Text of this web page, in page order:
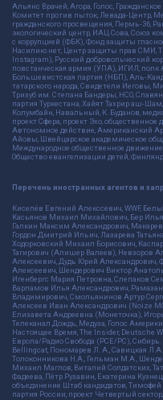
Альянс Врачей, Агора, Голос,
Комитет против пыток, Левада-Центр,
гражданского просвещения, Пермь-36,
экологический центр, ИАЦ Сова, Союз
с коррупцией (ФБК), Фонд защиты
Насилию.нет, Центр защиты прав СМИ,
Instagram), Русский добровольческий
повстанческая армия (УПА), ИГИЛ, полк
Большевистская партия (НБП), Аль-
татарского народа, Свидетели Иеговы,
Тризуб им. Степана Бандеры, НСО,
партия Туркестана, Хайят Тахрир аш-
Колумбайн, Навальный, К. Буданов,
проект Сфера, проект Эхо,
Автономное действие, Американский
Айовы, Швейцарское академическое
Международное общественное
Общество евангелизации детей,
Перечень иностранных агентов и
Киселёв Евгений Алекссевич, WWF,
Касьянов Михаил Михайлович, Бер
Галкин Максим Александрович,
Гордон Дмитрий Ильич, Лазарева
Ходорковский Михаил Борисович,
Тагирович (Алишер Валеев), Невзоров
Алексеевич, Дудь Юрий Александрович,
Алексеевич, Шендерович Виктор
Игенбергс Мария Петровна, Слепаков
Варламов Илья Александрович,
Владимирович, Смольянинов Артур
Алексеев Иван Александрович (Noize
Елизавета Андреевна (Монеточка),
Телеканал Дождь, Медуза, Голос
Настоящее Время, The Insider, Deutsche
Европа/Радио Свобода (PCE/PC), Сибирь.
Bellingcat, Пономарев Л. А., Савицкая
Толоконникова Н.А., Гельман М.А.,
Михаил Маглов, Виталий Солдатских,
Фадеева, Пётр Рузавин, Екатерина
объединение Штаб кандидатов, Тимофей
партия России, проект Четвертый